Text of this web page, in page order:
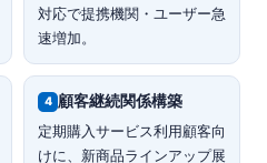
対応で提携機関・ユーザー急
速増加。
4 顧客継続関係構築
定期購入サービス利用顧客向
けに、新商品ラインアップ展